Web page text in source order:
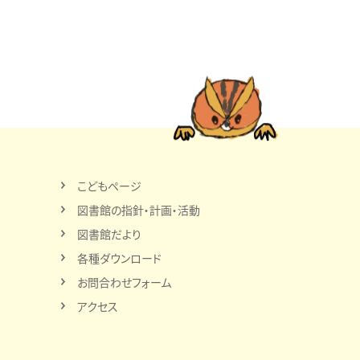
こどもページ
図書館の指針・計画・活動
図書館だより
各種ダウンロード
お問合わせフォーム
アクセス